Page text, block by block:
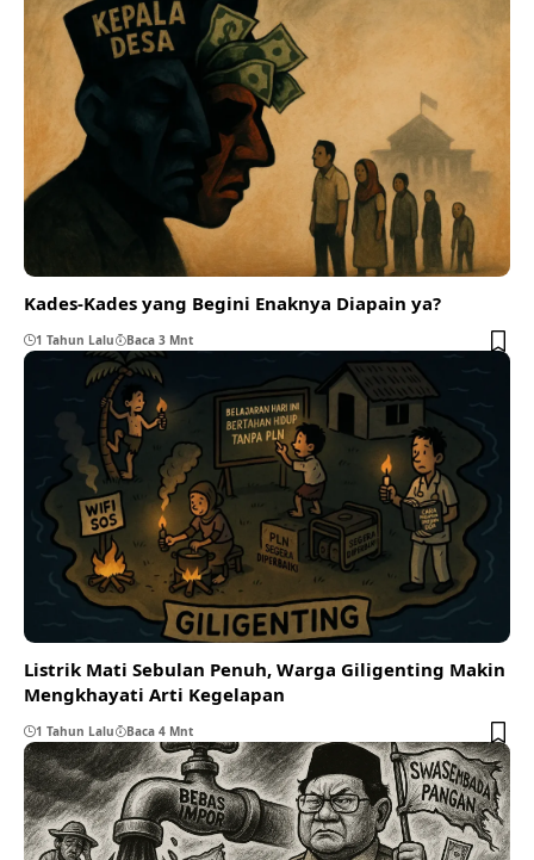
Kades-Kades yang Begini Enaknya Diapain ya?
1 Tahun Lalu Baca 3 Mnt
Listrik Mati Sebulan Penuh, Warga Giligenting Makin
Mengkhayati Arti Kegelapan
1 Tahun Lalu Baca 4 Mnt